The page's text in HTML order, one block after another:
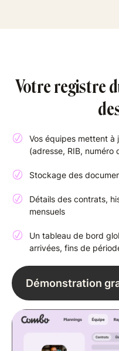
Votre registre
Vos équipes mettent à
(adresse, RIB, numéro
Stockage des
Détails des contrats,
mensuels
Un tableau de bord
arrivées, fins de
Démonstration